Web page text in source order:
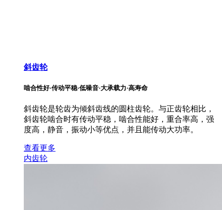
斜齿轮
啮合性好·传动平稳·低噪音·大承载力·高寿命
斜齿轮是轮齿为倾斜齿线的圆柱齿轮。与正齿轮相比，
斜齿轮啮合时有传动平稳，啮合性能好，重合率高，强
度高，静音，振动小等优点，并且能传动大功率。
查看更多
内齿轮